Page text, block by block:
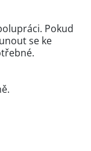
Pokud
se ke